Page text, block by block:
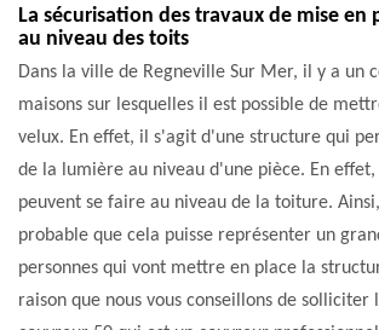
La sécurisation des travaux de mise en
au niveau des toits
Dans la ville de Regneville Sur Mer, il y a un
maisons sur lesquelles il est possible de
velux. En effet, il s'agit d'une structure qui
de la lumière au niveau d'une pièce. En
peuvent se faire au niveau de la toiture.
probable que cela puisse représenter un
personnes qui vont mettre en place la
raison que nous vous conseillons de solliciter